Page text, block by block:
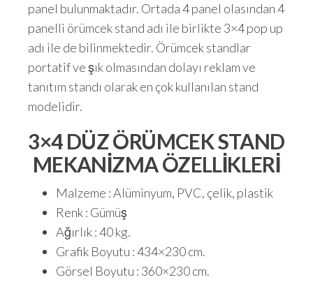
panel bulunmaktadır. Ortada 4 panel olasından 4
panelli örümcek stand adı ile birlikte 3×4 pop up
adı ile de bilinmektedir. Örümcek standlar
portatif ve şık olmasından dolayı reklam ve
tanıtım standı olarak en çok kullanılan stand
modelidir.
3×4 DÜZ ÖRÜMCEK STAND
MEKANİZMA ÖZELLİKLERİ
Malzeme : Alüminyum, PVC, çelik, plastik
Renk : Gümüş
Ağırlık : 40 kg.
Grafik Boyutu : 434×230 cm.
Görsel Boyutu : 360×230 cm.